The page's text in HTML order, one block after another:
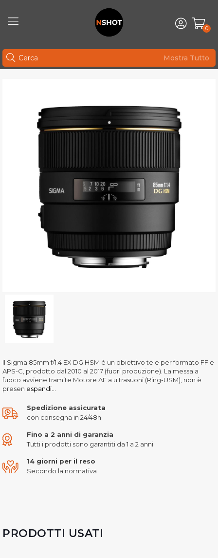
0
Mostra Tutto
Il Sigma 85mm f/1.4 EX DG HSM è un obiettivo tele per formato FF e
APS-C, prodotto dal 2010 al 2017 (fuori produzione). La messa a
fuoco avviene tramite Motore AF a ultrasuoni (Ring-USM), non è
presen espandi...
Spedizione assicurata
con consegna in 24/48h
Fino a 2 anni di garanzia
Tutti i prodotti sono garantiti da 1 a 2 anni
14 giorni per il reso
Secondo la normativa
PRODOTTI USATI